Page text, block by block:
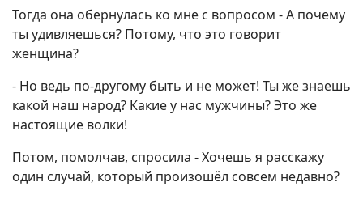
Тогда она обернулась ко мне с вопросом - А почему
ты удивляешься? Потому, что это говорит
женщина?
- Но ведь по-другому быть и не может! Ты же знаешь
какой наш народ? Какие у нас мужчины? Это же
настоящие волки!
Потом, помолчав, спросила - Хочешь я расскажу
один случай, который произошёл совсем недавно?